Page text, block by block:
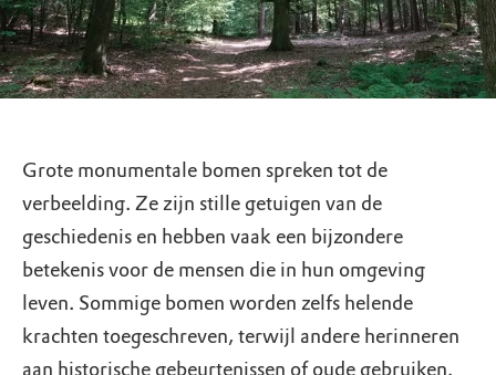
Grote monumentale bomen spreken tot de
verbeelding. Ze zijn stille getuigen van de
geschiedenis en hebben vaak een bijzondere
betekenis voor de mensen die in hun omgeving
leven. Sommige bomen worden zelfs helende
krachten toegeschreven, terwijl andere herinneren
aan historische gebeurtenissen of oude gebruiken.